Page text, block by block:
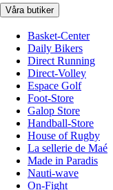
Våra butiker
Basket-Center
Daily Bikers
Direct Running
Direct-Volley
Espace Golf
Foot-Store
Galop Store
Handball-Store
House of Rugby
La sellerie de Maé
Made in Paradis
Nauti-wave
On-Fight